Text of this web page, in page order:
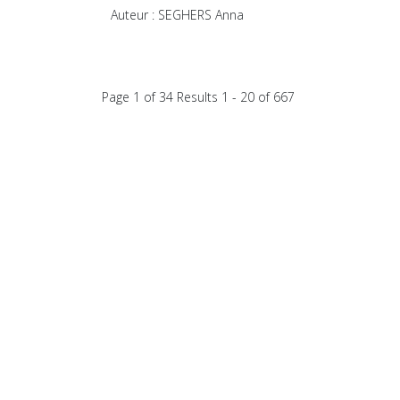
Auteur : SEGHERS Anna
Page 1 of 34 Results 1 - 20 of 667